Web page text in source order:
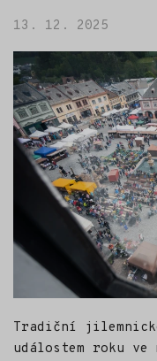
13. 12. 2025
Tradiční
událostem roku